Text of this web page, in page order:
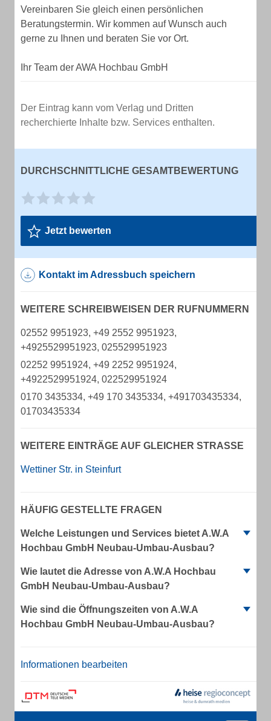
Vereinbaren Sie gleich einen persönlichen
Beratungstermin. Wir kommen auf Wunsch auch
gerne zu Ihnen und beraten Sie vor Ort.
Ihr Team der AWA Hochbau GmbH
Der Eintrag kann vom Verlag und Dritten
recherchierte Inhalte bzw. Services enthalten.
DURCHSCHNITTLICHE GESAMTBEWERTUNG
Jetzt bewerten
Kontakt im Adressbuch speichern
WEITERE SCHREIBWEISEN DER RUFNUMMERN
02552 9951923, +49 2552 9951923,
+4925529951923, 025529951923
02252 9951924, +49 2252 9951924,
+4922529951924, 022529951924
0170 3435334, +49 170 3435334, +491703435334,
01703435334
WEITERE EINTRÄGE AUF GLEICHER STRASSE
Wettiner Str. in Steinfurt
HÄUFIG GESTELLTE FRAGEN
Welche Leistungen und Services bietet A.W.A
Hochbau GmbH Neubau-Umbau-Ausbau?
Wie lautet die Adresse von A.W.A Hochbau
GmbH Neubau-Umbau-Ausbau?
Wie sind die Öffnungszeiten von A.W.A
Hochbau GmbH Neubau-Umbau-Ausbau?
Informationen bearbeiten